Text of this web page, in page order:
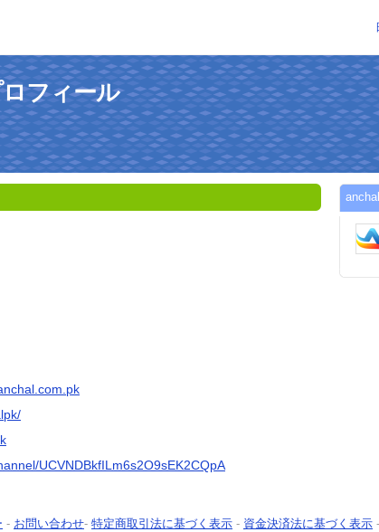
フィール
UCVNDBkfILm6s2O9sEK2CQpA
- お問い合わせ- 特定商取引法に基づく表示 - 資金決済法に基づく表示 -